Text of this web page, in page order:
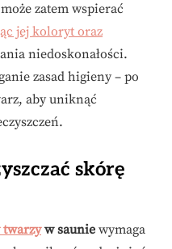
zatem wspierać
jej koloryt oraz
niedoskonałości.
zasad higieny – po
aby uniknąć
skórę
w saunie wymaga